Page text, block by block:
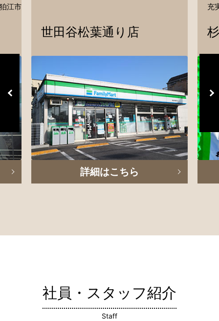
江市
世田谷松葉通り店
詳細はこちら
充
社員・スタッフ紹介
Staff